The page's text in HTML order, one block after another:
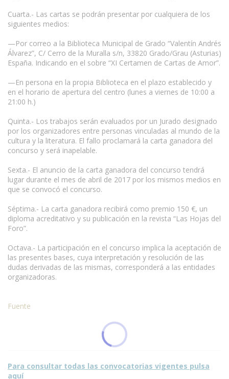
Cuarta.- Las cartas se podrán presentar por cualquiera de los
siguientes medios:
—Por correo a la Biblioteca Municipal de Grado “Valentín Andrés
Álvarez”, C/ Cerro de la Muralla s/n, 33820 Grado/Grau (Asturias)
España. Indicando en el sobre “XI Certamen de Cartas de Amor”.
—En persona en la propia Biblioteca en el plazo establecido y
en el horario de apertura del centro (lunes a viernes de 10:00 a
21:00 h.)
Quinta.- Los trabajos serán evaluados por un Jurado designado
por los organizadores entre personas vinculadas al mundo de la
cultura y la literatura. El fallo proclamará la carta ganadora del
concurso y será inapelable.
Sexta.- El anuncio de la carta ganadora del concurso tendrá
lugar durante el mes de abril de 2017 por los mismos medios en
que se convocó el concurso.
Séptima.- La carta ganadora recibirá como premio 150 €, un
diploma acreditativo y su publicación en la revista “Las Hojas del
Foro”.
Octava.- La participación en el concurso implica la aceptación de
las presentes bases, cuya interpretación y resolución de las
dudas derivadas de las mismas, corresponderá a las entidades
organizadoras.
Fuente
Para consultar todas las convocatorias vigentes pulsa
aquí